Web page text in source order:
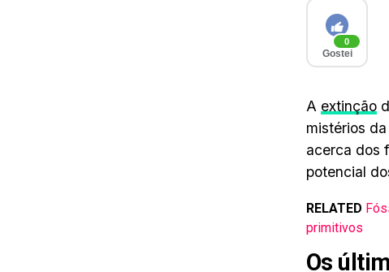
0
Gostei
A extinção
mistérios
acerca dos
potencial
RELATED
primitivos
Os